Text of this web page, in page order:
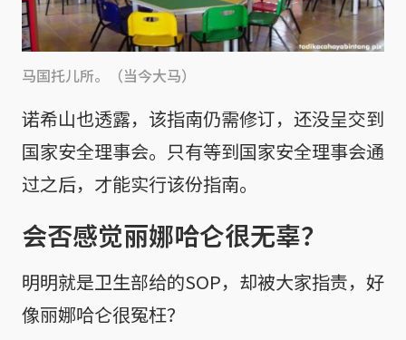
马国托儿所。（当今大马）
诺希山也透露，该指南仍需修订，还没呈交到
国家安全理事会。只有等到国家安全理事会通
过之后，才能实行该份指南。
会否感觉丽娜哈仑很无辜？
明明就是卫生部给的SOP，却被大家指责，好
像丽娜哈仑很冤枉？